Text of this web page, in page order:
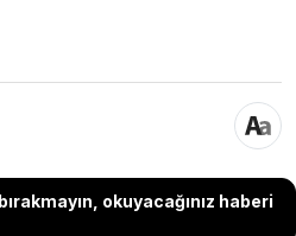
okuyacağınız haberi